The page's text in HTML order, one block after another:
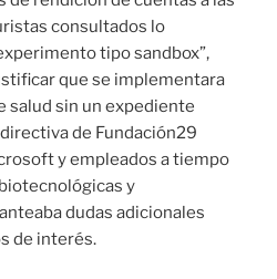
consultados lo
tipo sandbox”,
que se implementara
salud sin un expediente
de Fundación29
y empleados a tiempo
y
dudas adicionales
de interés.